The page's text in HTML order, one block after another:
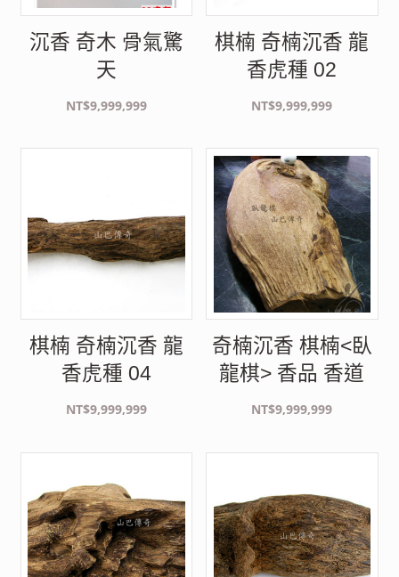
沉香 奇木 骨氣驚
天
NT$9,999,999
棋楠 奇楠沉香 龍
香虎種 02
NT$9,999,999
棋楠 奇楠沉香 龍
香虎種 04
NT$9,999,999
奇楠沉香 棋楠<臥
龍棋> 香品 香道
NT$9,999,999